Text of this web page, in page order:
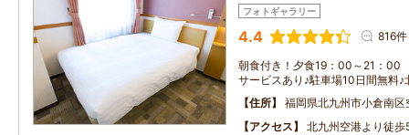
フォトギャラリー
4.4 816件
朝食付き！夕食19：00～21：00
サービスあり♪駐車場10日間無料
住所
福岡県北九州市小倉南
アクセス
北九州空港より徒